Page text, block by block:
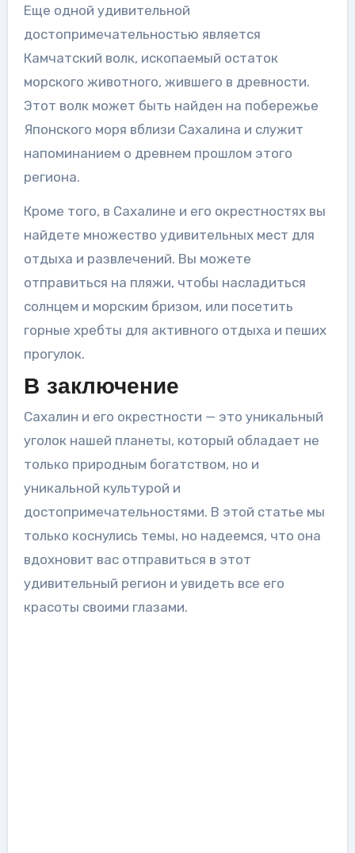
Еще одной удивительной
достопримечательностью является
Камчатский волк, ископаемый остаток
морского животного, жившего в древности.
Этот волк может быть найден на побережье
Японского моря вблизи Сахалина и служит
напоминанием о древнем прошлом этого
региона.
Кроме того, в Сахалине и его окрестностях вы
найдете множество удивительных мест для
отдыха и развлечений. Вы можете
отправиться на пляжи, чтобы насладиться
солнцем и морским бризом, или посетить
горные хребты для активного отдыха и пеших
прогулок.
В заключение
Сахалин и его окрестности — это уникальный
уголок нашей планеты, который обладает не
только природным богатством, но и
уникальной культурой и
достопримечательностями. В этой статье мы
только коснулись темы, но надеемся, что она
вдохновит вас отправиться в этот
удивительный регион и увидеть все его
красоты своими глазами.